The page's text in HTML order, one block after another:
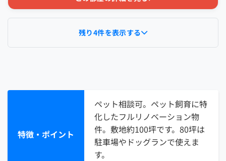
特徴・ポイント
ペット相談可。ペット飼育に特
化したフルリノベーション物
件。敷地約100坪です。80坪は
駐車場やドッグランで使えま
す。
残り4件を表示する